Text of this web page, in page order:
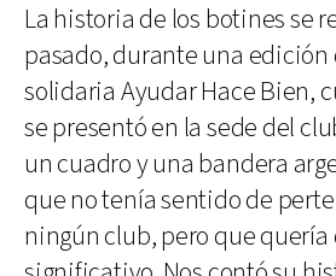
La historia de los botines se
pasado, durante una edición
solidaria Ayudar Hace Bien,
se presentó en la sede del
un cuadro y una bandera
que no tenía sentido de
ningún club, pero que quería